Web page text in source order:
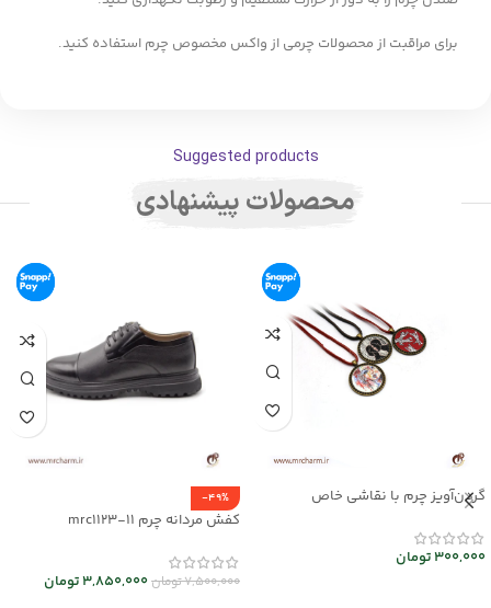
برای مراقبت از محصولات چرمی از واکس مخصوص چرم استفاده کنید.
Suggested products
محصولات پیشنهادی
گردن‌آویز چرم با نقاشی خاص
300,000تومان
-49%
کفش مردانه چرم mrc1123-11
7,500,000تومان3,850,000تومان